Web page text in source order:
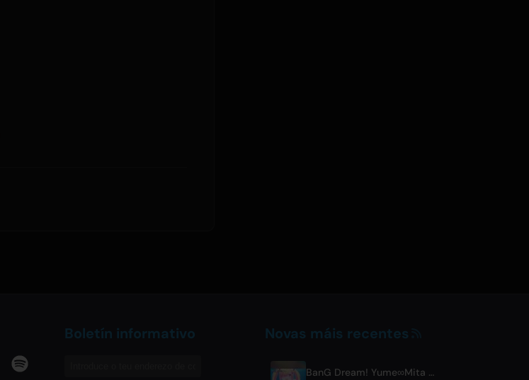
Boletín informativo Novas máis recentes
BanG Dream! Yume∞Mita Episode 8 Live Clip Released